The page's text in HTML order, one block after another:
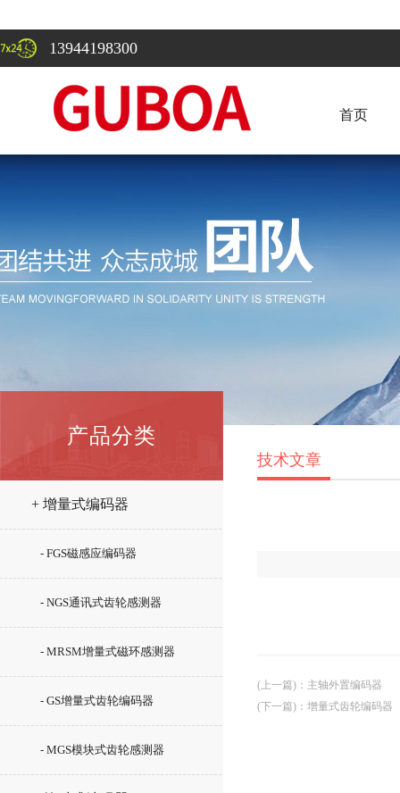
13944198300
首页
产品分类
+ 增量式编码器
- FGS磁感应编码器
- NGS通讯式齿轮感测器
- MRSM增量式磁环感测器
- GS增量式齿轮编码器
- MGS模块式齿轮感测器
技术文章
(上一篇) ： 主轴外置编码器
(下一篇) ： 增量式齿轮编码器